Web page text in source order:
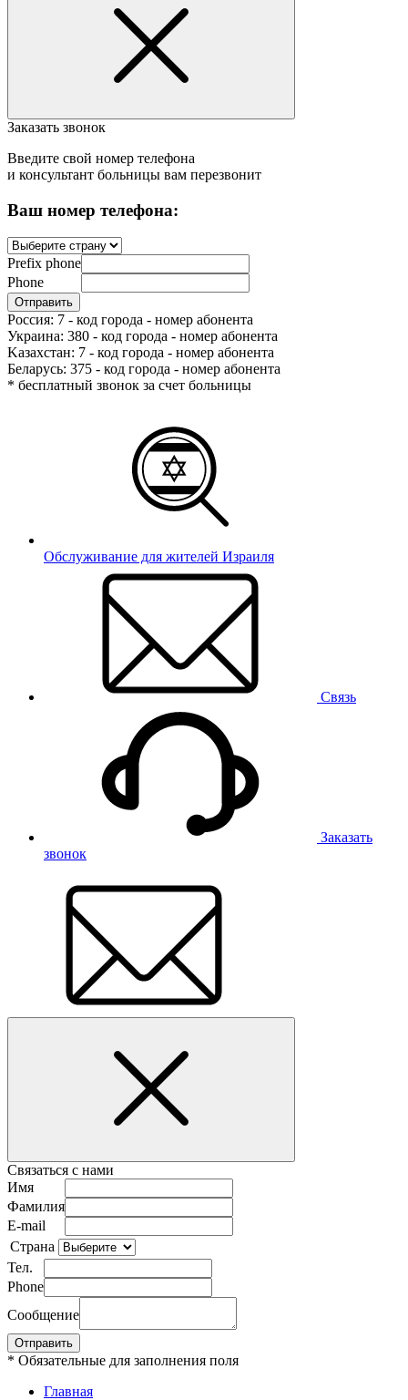
Заказать звонок
Введите свой номер телефона
и консультант больницы вам перезвонит
Ваш номер телефона:
Prefix phone
Phone
Россия: 7 - код города - номер абонента
Украина: 380 - код города - номер абонента
Kазахстан: 7 - код города - номер абонента
Беларусь: 375 - код города - номер абонента
* бесплатный звонок за счет больницы
Обслуживание для жителей Израиля
Связь
Заказать
звонок
Связаться с нами
Имя
Фамилия
E-mail
Страна
Тел.
Phone
Сообщение
* Обязательные для заполнения поля
Главная